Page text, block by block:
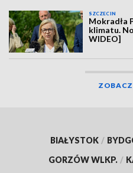
SZCZECIN
Mokradła
klimatu.
WIDEO]
ZOBACZ
BIAŁYSTOK /
GORZÓW WLKP. /